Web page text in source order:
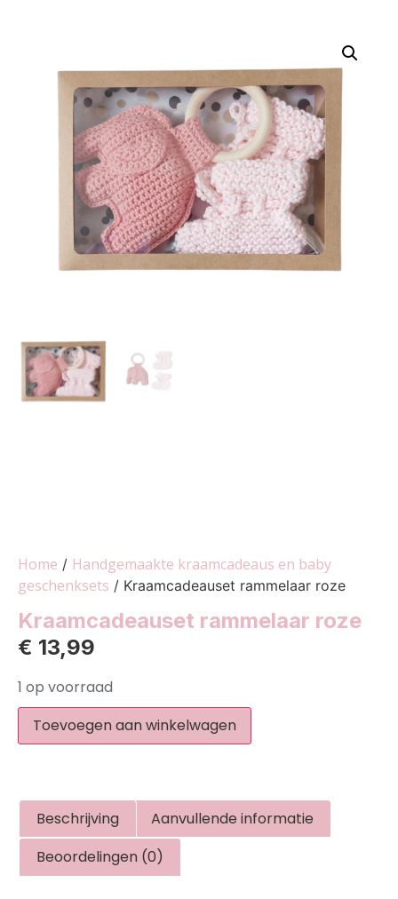
Home / Handgemaakte kraamcadeaus en baby
geschenksets / Kraamcadeauset rammelaar roze
Kraamcadeauset rammelaar roze
€ 13,99
1 op voorraad
Toevoegen aan winkelwagen
Beschrijving
Aanvullende informatie
Beoordelingen (0)